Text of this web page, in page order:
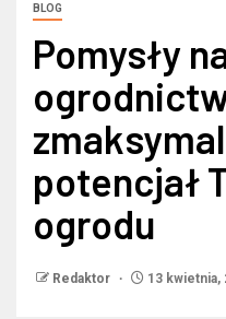
BLOG
Pomysły
potencjał
ogrodu
Redaktor 13 kwietnia,